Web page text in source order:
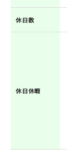
休日数
休日休暇